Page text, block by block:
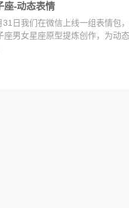
座-动态表情
日我们在微信上线一组表情包
座男女星座原型提炼创作，为动